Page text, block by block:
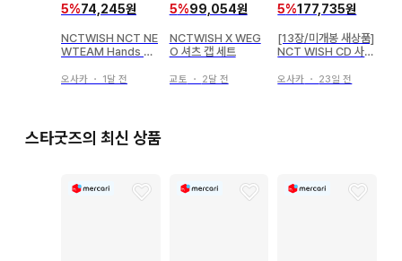
5%74,245원
NCTWISH NCT NE
WTEAM Hands Up
오사카 ・ 1달 전
5%99,054원
NCTWISH X WEG
O 셔츠 캡 세트
교토 ・ 2달 전
5%177,735원
[13장/미개봉 새상품]
NCT WISH CD 사쿠
오사카 ・ 23일 전
스타굿즈의 최신 상품